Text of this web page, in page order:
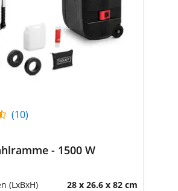
(10)
- 1500 W
(LxBxH) 28 x 26.6 x 82 cm